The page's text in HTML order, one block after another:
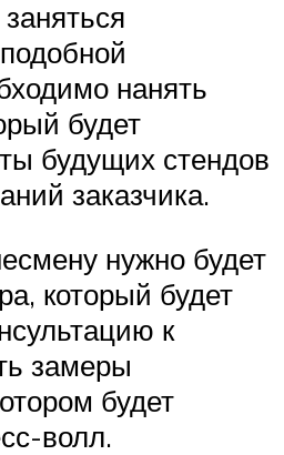
нанять
будет
будущих стендов
заказчика.
нужно будет
который будет
к
замеры
будет
волл.